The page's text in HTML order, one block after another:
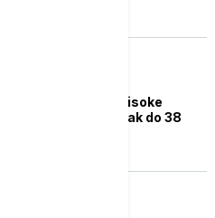
upozorava na visoke
u četvrtak do 38